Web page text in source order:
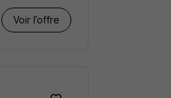
Voir l’offre